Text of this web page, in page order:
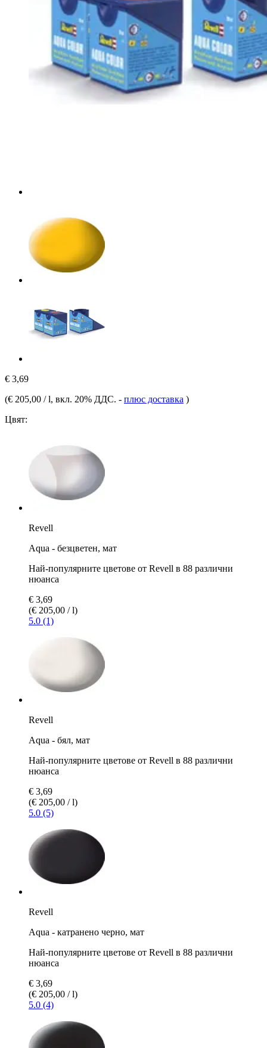
€ 3,69
(€ 205,00 / l, вкл. 20% ДДС. - плюс доставка )
Цвят:
Revell
Aqua - безцветен, мат
Най-популярните цветове от Revell в 88 различни
нюанса
€ 3,69
(€ 205,00 / l)
5.0 (1)
Revell
Aqua - бял, мат
Най-популярните цветове от Revell в 88 различни
нюанса
€ 3,69
(€ 205,00 / l)
5.0 (5)
Revell
Aqua - катранено черно, мат
Най-популярните цветове от Revell в 88 различни
нюанса
€ 3,69
(€ 205,00 / l)
5.0 (4)